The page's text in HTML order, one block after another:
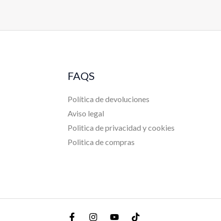
FAQS
Política de devoluciones
Aviso legal
Politica de privacidad y cookies
Politica de compras